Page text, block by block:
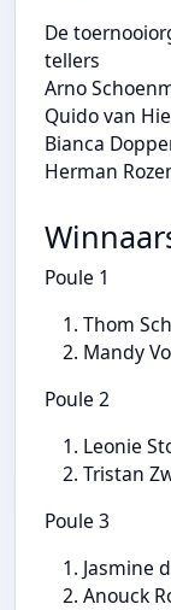
De
tellers
Arno
Quido van
Bianca
Herman
Poule 1
Thom
Mandy
Poule 2
Leonie
Tristan
Poule 3
Jasmine
Anouck